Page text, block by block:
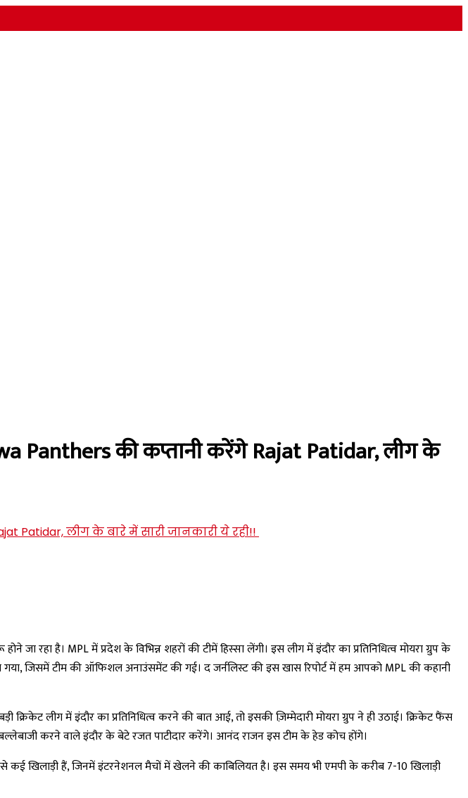
Panthers की कप्तानी करेंगे Rajat Patidar, लीग के
जा रहा है। MPL में प्रदेश के विभिन्न शहरों की टीमें हिस्सा लेंगी। इस लीग में इंदौर का प्रतिनिधित्व मोयरा ग्रुप के
गया, जिसमें टीम की ऑफिशल अनाउंसमेंट की गई। द जर्नलिस्ट की इस खास रिपोर्ट में हम आपको MPL की कहानी
लीग में इंदौर का प्रतिनिधित्व करने की बात आई, तो इसकी ज़िम्मेदारी मोयरा ग्रुप ने ही उठाई। क्रिकेट फैंस
करने वाले इंदौर के बेटे रजत पाटीदार करेंगे। आनंद राजन इस टीम के हेड कोच होंगे।
कई खिलाड़ी हैं, जिनमें इंटरनेशनल मैचों में खेलने की काबिलियत है। इस समय भी एमपी के करीब 7-10 खिलाड़ी